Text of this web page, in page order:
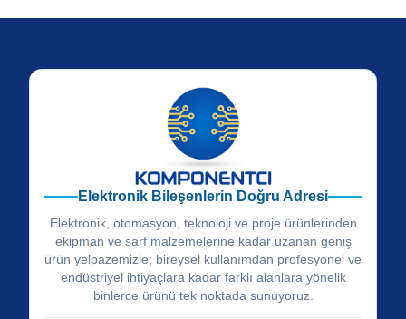
Elektronik Bileşenlerin Doğru Adresi
Elektronik, otomasyon, teknoloji ve proje ürünlerinden
ekipman ve sarf malzemelerine kadar uzanan geniş
ürün yelpazemizle; bireysel kullanımdan profesyonel ve
endüstriyel ihtiyaçlara kadar farklı alanlara yönelik
binlerce ürünü tek noktada sunuyoruz.